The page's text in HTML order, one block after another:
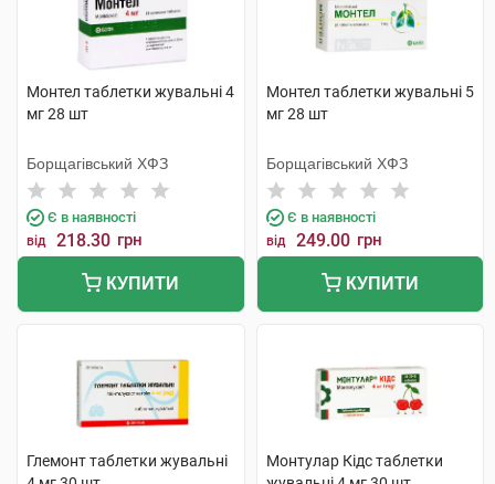
Монтел таблетки жувальні 4
мг 28 шт
Борщагівський ХФЗ
Є в наявності
від 218.30 грн
КУПИТИ
Монтел таблетки жувальні 5
мг 28 шт
Борщагівський ХФЗ
Є в наявності
від 249.00 грн
КУПИТИ
Глемонт таблетки жувальні
Монтулар Кідс таблетки